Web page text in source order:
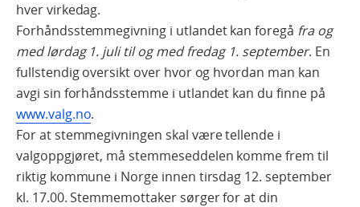
hver virkedag.
Forhåndsstemmegivning i utlandet kan foregå fra og
med lørdag 1. juli til og med fredag 1. september. En
fullstendig oversikt over hvor og hvordan man kan
avgi sin forhåndsstemme i utlandet kan du finne på
www.valg.no.
For at stemmegivningen skal være tellende i
valgoppgjøret, må stemmeseddelen komme frem til
riktig kommune i Norge innen tirsdag 12. september
kl. 17.00. Stemmemottaker sørger for at din